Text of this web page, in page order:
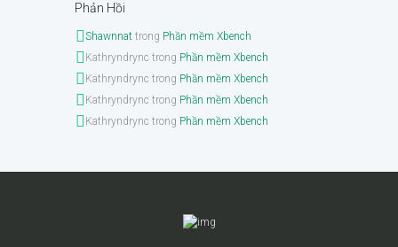
Phản Hồi
Shawnnat trong Phần mềm Xbench
Kathryndrync trong Phần mềm Xbench
Kathryndrync trong Phần mềm Xbench
Kathryndrync trong Phần mềm Xbench
Kathryndrync trong Phần mềm Xbench